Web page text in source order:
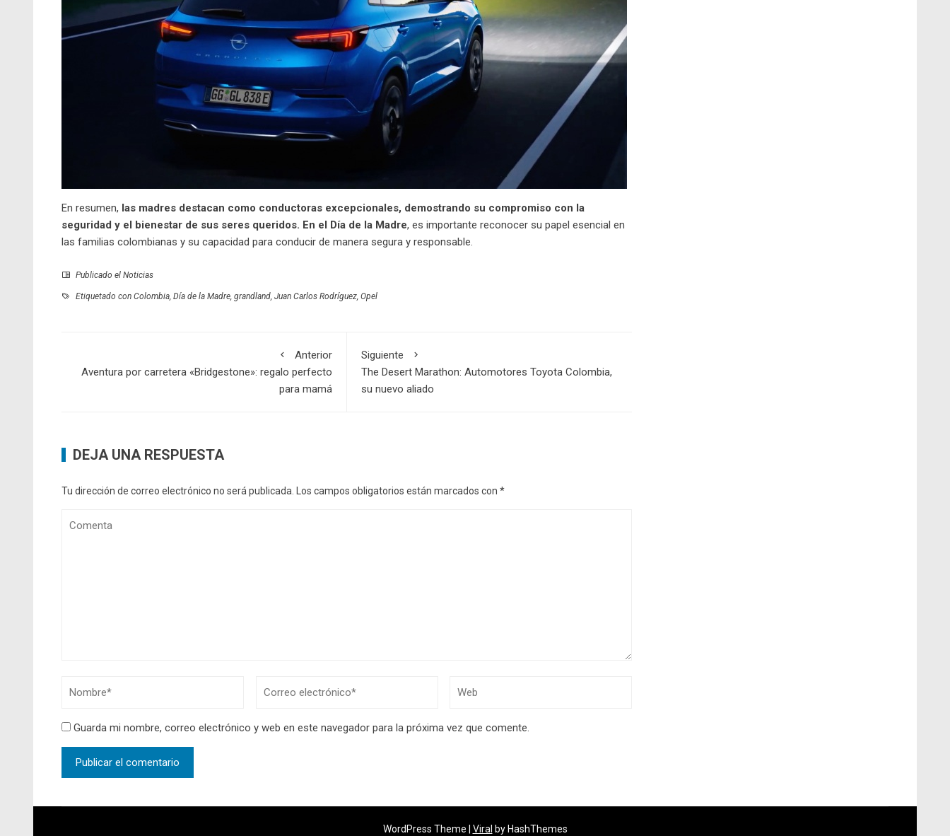
En resumen, las madres destacan como conductoras excepcionales, demostrando su compromiso con la
seguridad y el bienestar de sus seres queridos. En el Día de la Madre, es importante reconocer su papel esencial en
las familias colombianas y su capacidad para conducir de manera segura y responsable.
Publicado el Noticias
Etiquetado con Colombia, Día de la Madre, grandland, Juan Carlos Rodríguez, Opel
Anterior
Aventura por carretera «Bridgestone»: regalo perfecto
para mamá
Siguiente
The Desert Marathon: Automotores Toyota Colombia,
su nuevo aliado
DEJA UNA RESPUESTA
Tu dirección de correo electrónico no será publicada. Los campos obligatorios están marcados con *
Guarda mi nombre, correo electrónico y web en este navegador para la próxima vez que comente.
WordPress Theme | Viral by HashThemes